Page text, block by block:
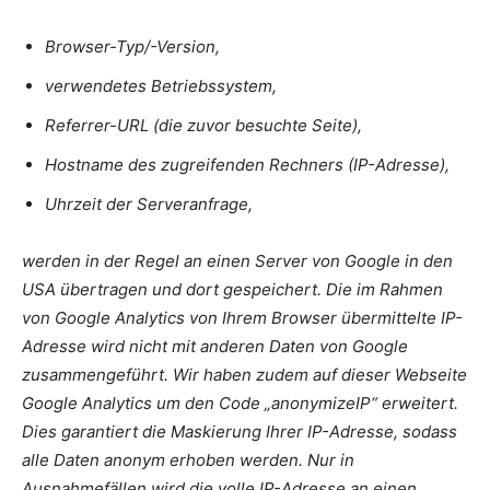
Browser-Typ/-Version,
verwendetes Betriebssystem,
Referrer-URL (die zuvor besuchte Seite),
Hostname des zugreifenden Rechners (IP-Adresse),
Uhrzeit der Serveranfrage,
werden in der Regel an einen Server von Google in den
USA übertragen und dort gespeichert. Die im Rahmen
von Google Analytics von Ihrem Browser übermittelte IP-
Adresse wird nicht mit anderen Daten von Google
zusammengeführt. Wir haben zudem auf dieser Webseite
Google Analytics um den Code „anonymizeIP“ erweitert.
Dies garantiert die Maskierung Ihrer IP-Adresse, sodass
alle Daten anonym erhoben werden. Nur in